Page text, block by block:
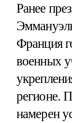
Ранее
Франция
военных
регионе.
намерен